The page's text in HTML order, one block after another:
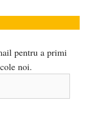
pentru a primi
noi.